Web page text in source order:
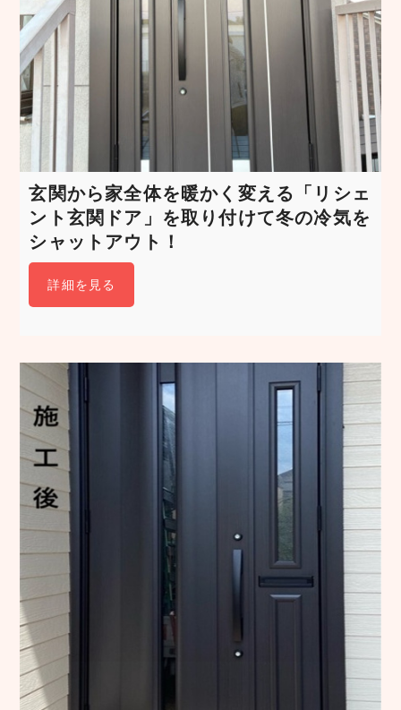
玄関から家全体を暖かく変える「リシェ
ント玄関ドア」を取り付けて冬の冷気を
シャットアウト！
詳細を見る